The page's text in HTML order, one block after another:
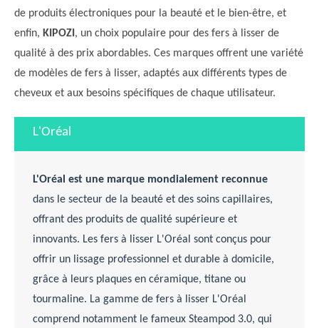
de produits électroniques pour la beauté et le bien-être, et
enfin, KIPOZI , un choix populaire pour des fers à lisser de
qualité à des prix abordables. Ces marques offrent une variété
de modèles de fers à lisser, adaptés aux différents types de
cheveux et aux besoins spécifiques de chaque utilisateur.
L'Oréal
L'Oréal est une marque mondialement reconnue
dans le secteur de la beauté et des soins capillaires,
offrant des produits de qualité supérieure et
innovants. Les fers à lisser L'Oréal sont conçus pour
offrir un lissage professionnel et durable à domicile,
grâce à leurs plaques en céramique, titane ou
tourmaline. La gamme de fers à lisser L'Oréal
comprend notamment le fameux Steampod 3.0, qui